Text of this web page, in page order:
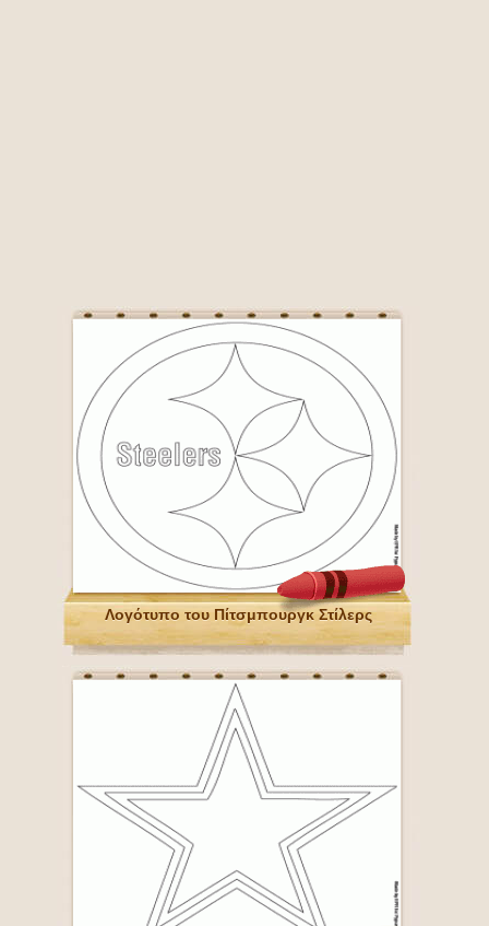
Λογότυπο του Πίτσμπουργκ Στίλερς